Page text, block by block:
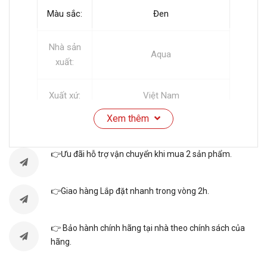
Màu sắc: Đen
Nhà sản
xuất:
Aqua
Xuất xứ: Việt Nam
bảo
24 Tháng
Bảng
Xem thêm
👉Ưu đãi hỗ trợ vận chuyển khi mua 2 sản phẩm.
👉Giao hàng Lắp đặt nhanh trong vòng 2h.
👉 Bảo hành chính hãng tại nhà theo chính sách của
hãng.